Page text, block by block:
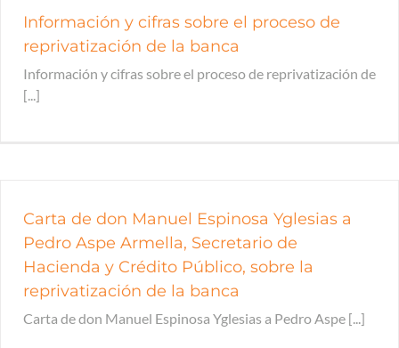
Información y cifras sobre el proceso de
reprivatización de la banca
Información y cifras sobre el proceso de reprivatización de
[...]
Carta de don Manuel Espinosa Yglesias a
Pedro Aspe Armella, Secretario de
Hacienda y Crédito Público, sobre la
reprivatización de la banca
Carta de don Manuel Espinosa Yglesias a Pedro Aspe [...]